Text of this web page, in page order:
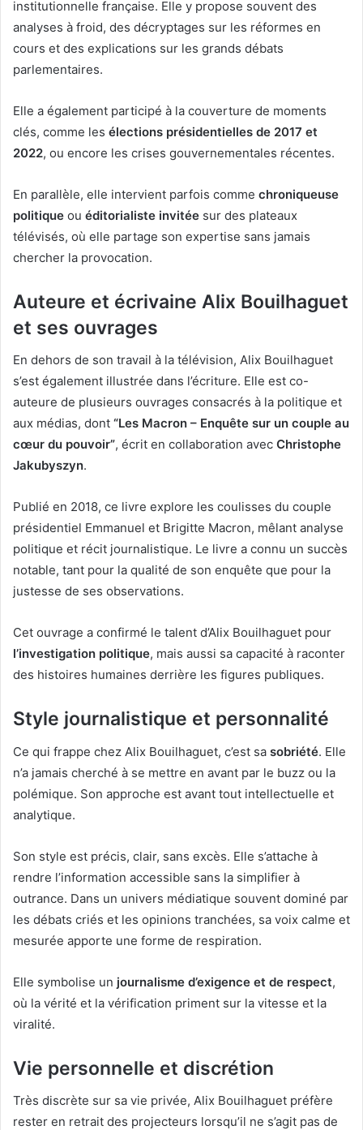
institutionnelle française. Elle y propose souvent des
analyses à froid, des décryptages sur les réformes en
cours et des explications sur les grands débats
parlementaires.
Elle a également participé à la couverture de moments
clés, comme les élections présidentielles de 2017 et
2022, ou encore les crises gouvernementales récentes.
En parallèle, elle intervient parfois comme chroniqueuse
politique ou éditorialiste invitée sur des plateaux
télévisés, où elle partage son expertise sans jamais
chercher la provocation.
Auteure et écrivaine Alix Bouilhaguet
et ses ouvrages
En dehors de son travail à la télévision, Alix Bouilhaguet
s’est également illustrée dans l’écriture. Elle est co-
auteure de plusieurs ouvrages consacrés à la politique et
aux médias, dont “Les Macron – Enquête sur un couple au
cœur du pouvoir”, écrit en collaboration avec Christophe
Jakubyszyn.
Publié en 2018, ce livre explore les coulisses du couple
présidentiel Emmanuel et Brigitte Macron, mêlant analyse
politique et récit journalistique. Le livre a connu un succès
notable, tant pour la qualité de son enquête que pour la
justesse de ses observations.
Cet ouvrage a confirmé le talent d’Alix Bouilhaguet pour
l’investigation politique, mais aussi sa capacité à raconter
des histoires humaines derrière les figures publiques.
Style journalistique et personnalité
Ce qui frappe chez Alix Bouilhaguet, c’est sa sobriété. Elle
n’a jamais cherché à se mettre en avant par le buzz ou la
polémique. Son approche est avant tout intellectuelle et
analytique.
Son style est précis, clair, sans excès. Elle s’attache à
rendre l’information accessible sans la simplifier à
outrance. Dans un univers médiatique souvent dominé par
les débats criés et les opinions tranchées, sa voix calme et
mesurée apporte une forme de respiration.
Elle symbolise un journalisme d’exigence et de respect,
où la vérité et la vérification priment sur la vitesse et la
viralité.
Vie personnelle et discrétion
Très discrète sur sa vie privée, Alix Bouilhaguet préfère
rester en retrait des projecteurs lorsqu’il ne s’agit pas de